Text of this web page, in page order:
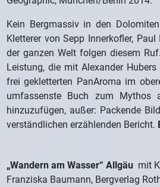
Kein Bergmassiv in den
Kletterer von Sepp Innerkofler,
der ganzen Welt folgen diesem
Leistung, die mit Alexander
frei gekletterten PanAroma im
umfassenste Buch zum
hinzuzufügen, außer: Packende
verständlichen erzählenden Bericht.
„Wandern am Wasser“ Allgäu mit
Franziska Baumann, Bergverlag